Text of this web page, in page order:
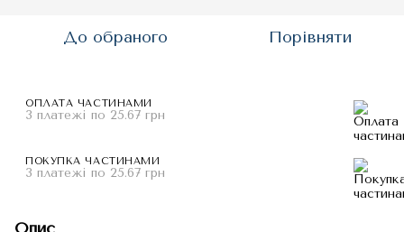
До обраного Порівняти
ОПЛАТА ЧАСТИНАМИ
3 платежі по 25.67 грн
ПОКУПКА ЧАСТИНАМИ
3 платежі по 25.67 грн